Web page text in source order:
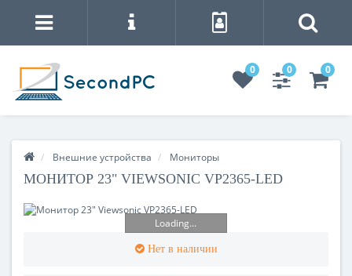
0 0 0
Внешние устройства Мониторы
МОНИТОР 23" VIEWSONIC VP2365-LED
Loading...
Нет в наличии